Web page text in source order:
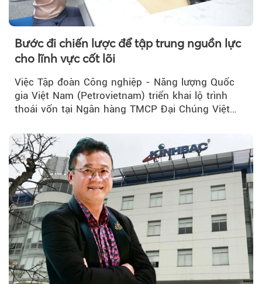
Bước đi chiến lược để tập trung nguồn lực
cho lĩnh vực cốt lõi
Việc Tập đoàn Công nghiệp - Năng lượng Quốc
gia Việt Nam (Petrovietnam) triển khai lộ trình
thoái vốn tại Ngân hàng TMCP Đại Chúng Việt